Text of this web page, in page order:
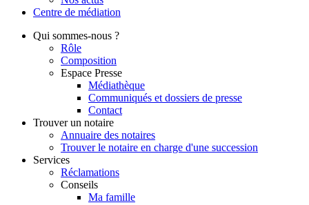
Centre de médiation
Qui sommes-nous ?
Rôle
Composition
Espace Presse
Médiathèque
Communiqués et dossiers de presse
Contact
Trouver un notaire
Annuaire des notaires
Trouver le notaire en charge d'une succession
Services
Réclamations
Conseils
Ma famille